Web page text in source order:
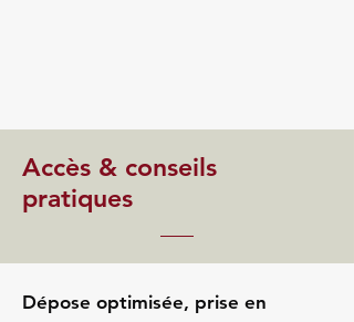
Accès & conseils
pratiques
Dépose optimisée, prise en